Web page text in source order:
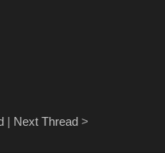
| Next Thread>